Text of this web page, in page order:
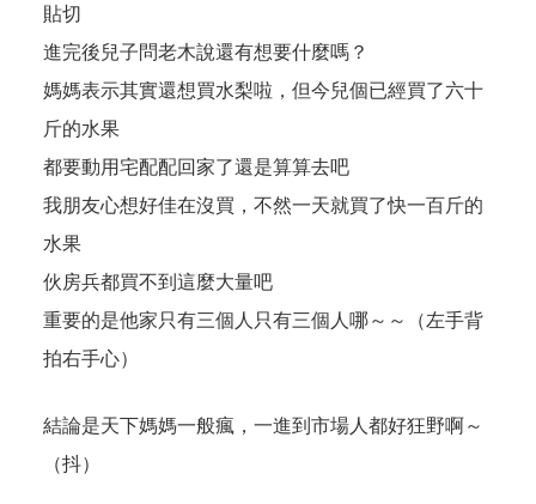
貼切
進完後兒子問老木說還有想要什麼嗎？
媽媽表示其實還想買水梨啦，但今兒個已經買了六十
斤的水果
都要動用宅配配回家了還是算算去吧
我朋友心想好佳在沒買，不然一天就買了快一百斤的
水果
伙房兵都買不到這麼大量吧
重要的是他家只有三個人只有三個人哪～～（左手背
拍右手心）
結論是天下媽媽一般瘋，一進到市場人都好狂野啊～
（抖）